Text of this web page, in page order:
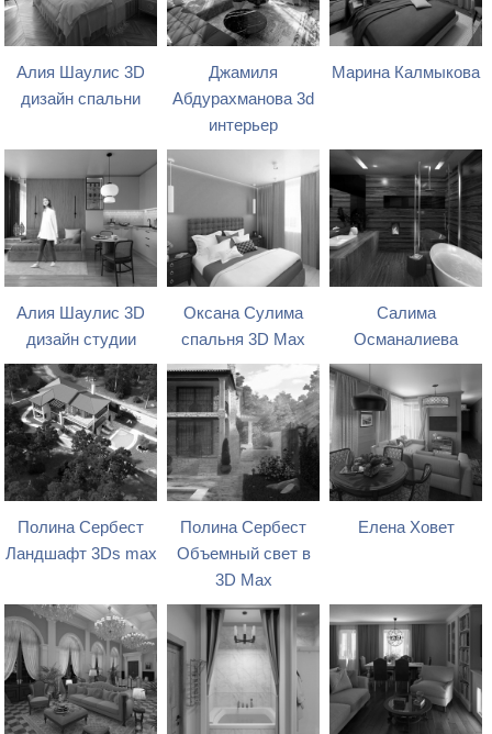
Алия Шаулис 3D
дизайн спальни
Джамиля
Абдурахманова 3d
интерьер
Марина Калмыкова
Алия Шаулис 3D
дизайн студии
Оксана Сулима
спальня 3D Max
Салима
Османалиева
Полина Сербест
Ландшафт 3Ds max
Полина Сербест
Объемный свет в
3D Max
Елена Ховет